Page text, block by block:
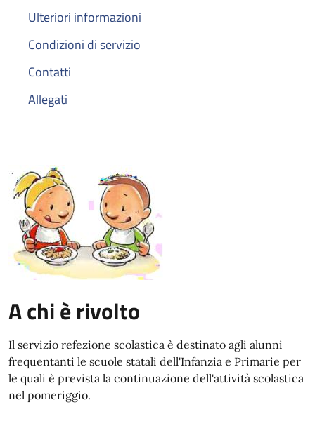
Ulteriori informazioni
Condizioni di servizio
Contatti
Allegati
A chi è rivolto
Il servizio refezione scolastica è destinato agli alunni
frequentanti le scuole statali dell'Infanzia e Primarie per
le quali è prevista la continuazione dell'attività scolastica
nel pomeriggio.